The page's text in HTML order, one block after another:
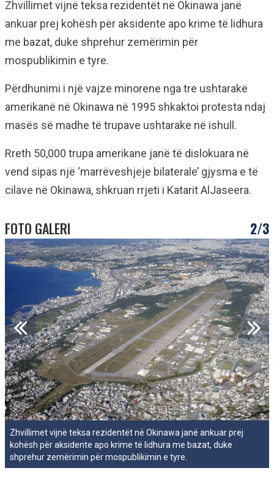
Zhvillimet vijnë teksa rezidentët në Okinawa janë
ankuar prej kohësh për aksidente apo krime të lidhura
me bazat, duke shprehur zemërimin për
mospublikimin e tyre.
Përdhunimi i një vajze minorene nga tre ushtarakë
amerikanë në Okinawa në 1995 shkaktoi protesta ndaj
masës së madhe të trupave ushtarake në ishull.
Rreth 50,000 trupa amerikane janë të dislokuara në
vend sipas një ‘marrëveshjeje bilaterale’ gjysma e të
cilave në Okinawa, shkruan rrjeti i Katarit AlJaseera.
FOTO GALERI 2/3
Zhvillimet vijnë teksa rezidentët në Okinawa janë ankuar prej
kohësh për aksidente apo krime të lidhura me bazat, duke
shprehur zemërimin për mospublikimin e tyre.